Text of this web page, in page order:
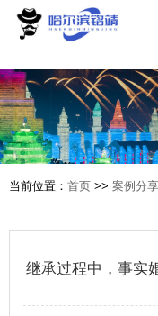
当前位置： 首页 >> 案例分享
继承过程中，事实